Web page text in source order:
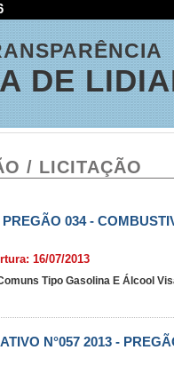
DE
/ LICITAÇÃO
PREGÃO 034 -
16/07/2013
Tipo Gasolina E Álcool
N°057 2013 -